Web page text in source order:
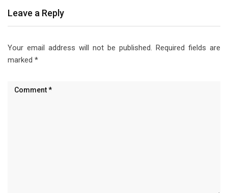
Leave a Reply
Your email address will not be published. Required fields are
marked *